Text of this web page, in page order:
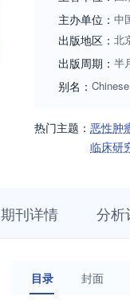
主办单位： 中
出版地区： 北
出版周期： 半
别名：
热门主题： 恶性肿
临床研
期刊详情 分析
目录 封面